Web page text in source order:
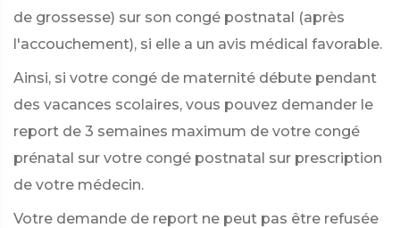
de grossesse) sur son congé postnatal (après
l'accouchement), si elle a un avis médical favorable.
Ainsi, si votre congé de maternité débute pendant
des vacances scolaires, vous pouvez demander le
report de 3 semaines maximum de votre congé
prénatal sur votre congé postnatal sur prescription
de votre médecin.
Votre demande de report ne peut pas être refusée